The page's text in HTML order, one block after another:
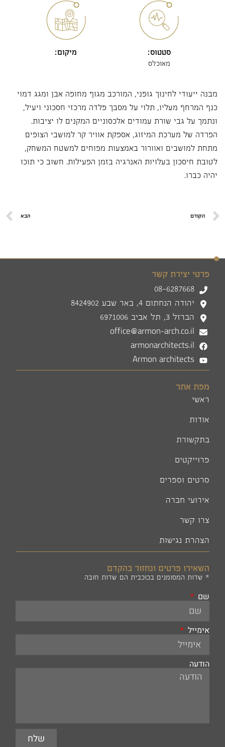
סטטוס:
מאוכלס
מיקום:
מבנה ייעודי לחינוך גופני, המורכב מגוף מחופה אבן ומגג דמוי
כנף המרחף מעליו, תלוי על מסבך פלדה מרכזי חסכוני ויעיל,
ונתמך על גבי שורת עמודים אלכסוניים המקנים לו יציבות.
הפרדה של מערכת המיזוג, אספקת אוויר קר למושבי הצופים
מתחת למושבים ואוורור באמצעות מפוחים למשטח המשחק,
לטובת חיסכון בעלויות האנרגיה בזמן הפעילות. חשוב כי תוכו
יהיה כברו.
הקודם הבא
פרטי יצירת קשר
08-6287668
יהודה הנחתום 4, באר שבע 8424902
הברזל 3, תל אביב 6971006
office@armon-arch.co.il
armonarchitects.il
Armon architects
מפת אתר
ראשי
אודות
בתקשורת
פרוייקטים
סרטים וספרים
אירועי חברה
צרו קשר
הצהרת נגישות
השאירו פרטים ונחזור בהקדם
* שדות המסומנים בכוכבית הם שדות חובה
שם
אימייל
הודעה
שלח